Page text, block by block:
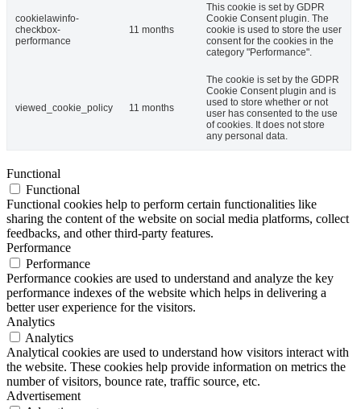
cookielawinfo-
checkbox-
performance
11 months
This cookie is set by GDPR
Cookie Consent plugin. The
cookie is used to store the user
consent for the cookies in the
category "Performance".
viewed_cookie_policy 11 months
The cookie is set by the GDPR
Cookie Consent plugin and is
used to store whether or not
user has consented to the use
of cookies. It does not store
any personal data.
Functional
Functional
Functional cookies help to perform certain functionalities like
sharing the content of the website on social media platforms, collect
feedbacks, and other third-party features.
Performance
Performance
Performance cookies are used to understand and analyze the key
performance indexes of the website which helps in delivering a
better user experience for the visitors.
Analytics
Analytics
Analytical cookies are used to understand how visitors interact with
the website. These cookies help provide information on metrics the
number of visitors, bounce rate, traffic source, etc.
Advertisement